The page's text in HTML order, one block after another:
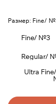
Размер: Fine/
Fine/ №3
Regular/
Ultra